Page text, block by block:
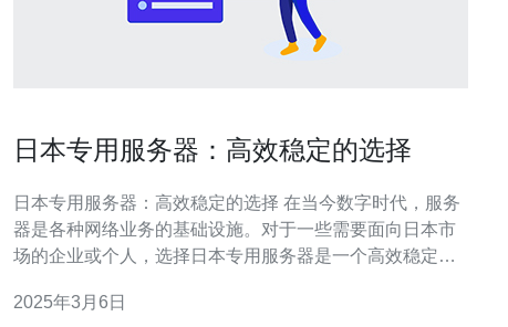
日本专用服务器：高效稳定的选择
日本专用服务器：高效稳定的选择 在当今数字时代，服务
器是各种网络业务的基础设施。对于一些需要面向日本市
场的企业或个人，选择日本专用服务器是一个高效稳定的
合自己的服务器。 1. 高速稳定的互联网连接：日本作为亚
2025年3月6日